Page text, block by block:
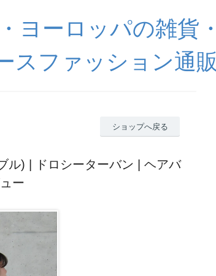
ヨーロッパの雑貨・
スファッション通販
ショップへ戻る
ル) | ドロシーターバン | ヘアバ
ー